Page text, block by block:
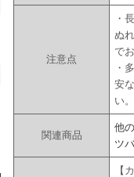
注意点
・
ぬ
で
・
安
い。
関連商品
他
ツ
【